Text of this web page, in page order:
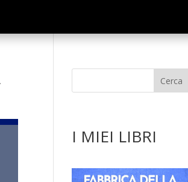
I MIEI LIBRI